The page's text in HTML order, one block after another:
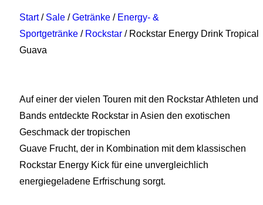
Start/ Sale /Getränke / Energy- &
Sportgetränke / Rockstar / Rockstar Energy Drink Tropical
Guava
Auf einer der vielen Touren mit den Rockstar Athleten und
Bands entdeckte Rockstar in Asien den exotischen
Geschmack der tropischen
Guave Frucht, der in Kombination mit dem klassischen
Rockstar Energy Kick für eine unvergleichlich
energiegeladene Erfrischung sorgt.